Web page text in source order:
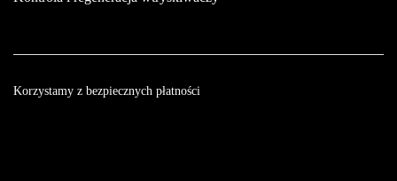
Korzystamy z bezpiecznych płatności